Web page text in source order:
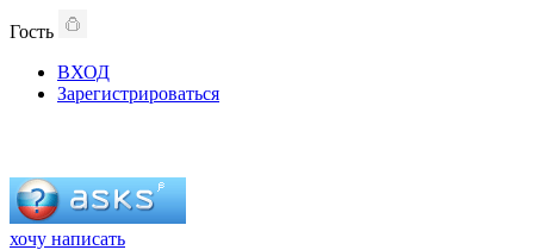
Гость
ВХОД
Зарегистрироваться
хочу написать